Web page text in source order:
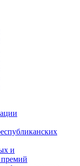
и
премий